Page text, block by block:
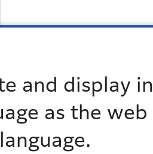
and display in
as the web